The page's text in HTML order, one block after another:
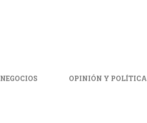
NEGOCIOS OPINIÓN Y POLÍTICA